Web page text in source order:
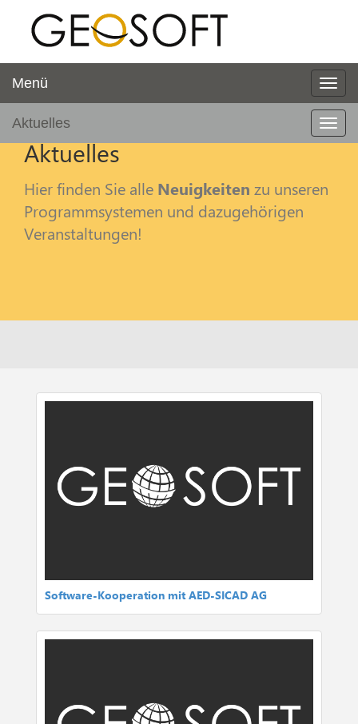
Menü
Aktuelles
Aktuelles
Hier finden Sie alle Neuigkeiten zu unseren
Programmsystemen und dazugehörigen
Veranstaltungen!
Software-Kooperation mit AED-SICAD AG